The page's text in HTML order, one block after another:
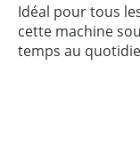
Idéal pour tous
cette machine
temps au